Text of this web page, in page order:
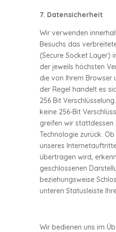
7. Datensicherheit
Wir verwenden
Besuchs das
(Secure Socket Layer)
der jeweils höchsten
die von Ihrem Browser
der Regel handelt es
256 Bit
keine 256-Bit
greifen wir stattdessen
Technologie zurück.
unseres
übertragen wird,
geschlossenen
beziehungsweise
unteren Statusleiste
Wir bedienen uns im